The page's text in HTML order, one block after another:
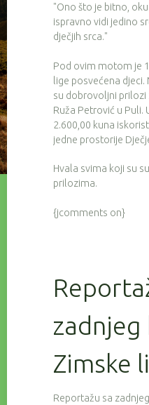
"Ono što je bitno,
ispravno vidi jedino
dječjih srca."
Pod ovim motom je
lige posvećena
su dobrovoljni prilozi
Ruža Petrović u Puli.
2.600,00 kuna
jedne prostorije
Hvala svima koji su
prilozima.
{jcomments on}
zadnjeg
Zimske
Reportažu sa